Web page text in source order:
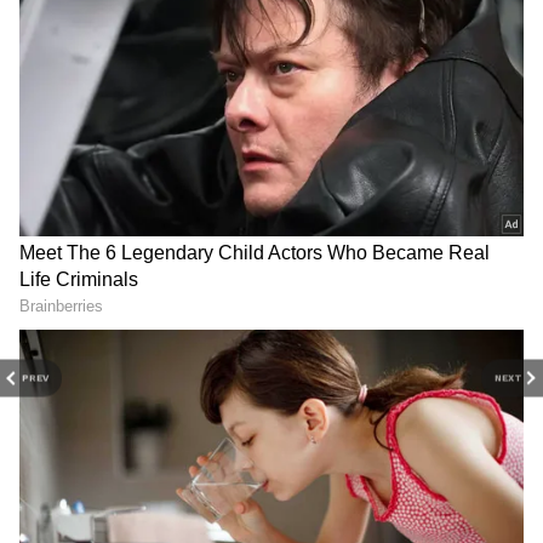
PREV NEXT
ரூ.252.34 கோடிக்கு மது விற்பனை
RECOMMENDED STORIES